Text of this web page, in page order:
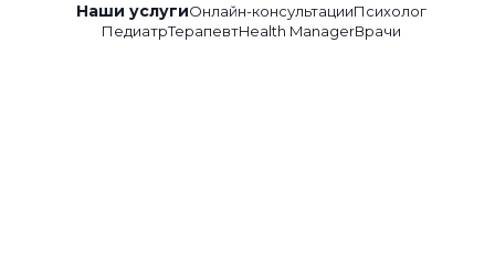
Наши услугиОнлайн-консультацииПсихолог
ПедиатрТерапевтHealth ManagerВрачи